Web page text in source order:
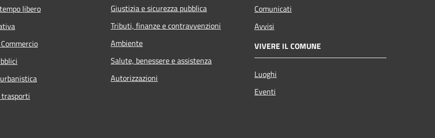
libero
Giustizia e sicurezza pubblica
Tributi, finanze e contravvenzioni
Ambiente
Salute, benessere e assistenza
Autorizzazioni
Comunicati
Avvisi
VIVERE IL COMUNE
Luoghi
Eventi